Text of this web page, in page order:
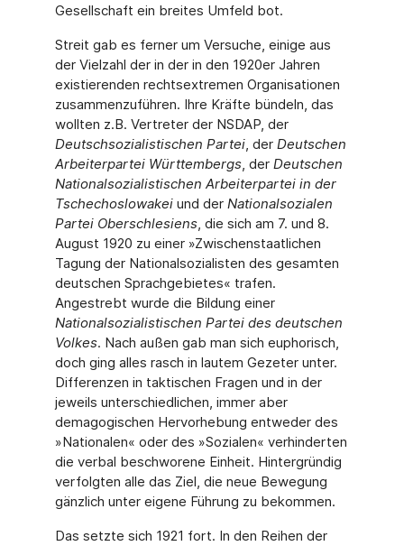
Gesellschaft ein breites Umfeld bot.
Streit gab es ferner um Versuche, einige aus
der Vielzahl der in der in den 1920er Jahren
existierenden rechtsextremen Organisationen
zusammenzuführen. Ihre Kräfte bündeln, das
wollten z.B. Vertreter der NSDAP, der
Deutschsozialistischen Partei, der Deutschen
Arbeiterpartei Württembergs, der Deutschen
Nationalsozialistischen Arbeiterpartei in der
Tschechoslowakeiund der Nationalsozialen
Partei Oberschlesiens, die sich am 7. und 8.
August 1920 zu einer »Zwischenstaatlichen
Tagung der Nationalsozialisten des gesamten
deutschen Sprachgebietes« trafen.
Angestrebt wurde die Bildung einer
Nationalsozialistischen Partei des deutschen
Volkes. Nach außen gab man sich euphorisch,
doch ging alles rasch in lautem Gezeter unter.
Differenzen in taktischen Fragen und in der
jeweils unterschiedlichen, immer aber
demagogischen Hervorhebung entweder des
»Nationalen« oder des »Sozialen« verhinderten
die verbal beschworene Einheit. Hintergründig
verfolgten alle das Ziel, die neue Bewegung
gänzlich unter eigene Führung zu bekommen.
Das setzte sich 1921 fort. In den Reihen der